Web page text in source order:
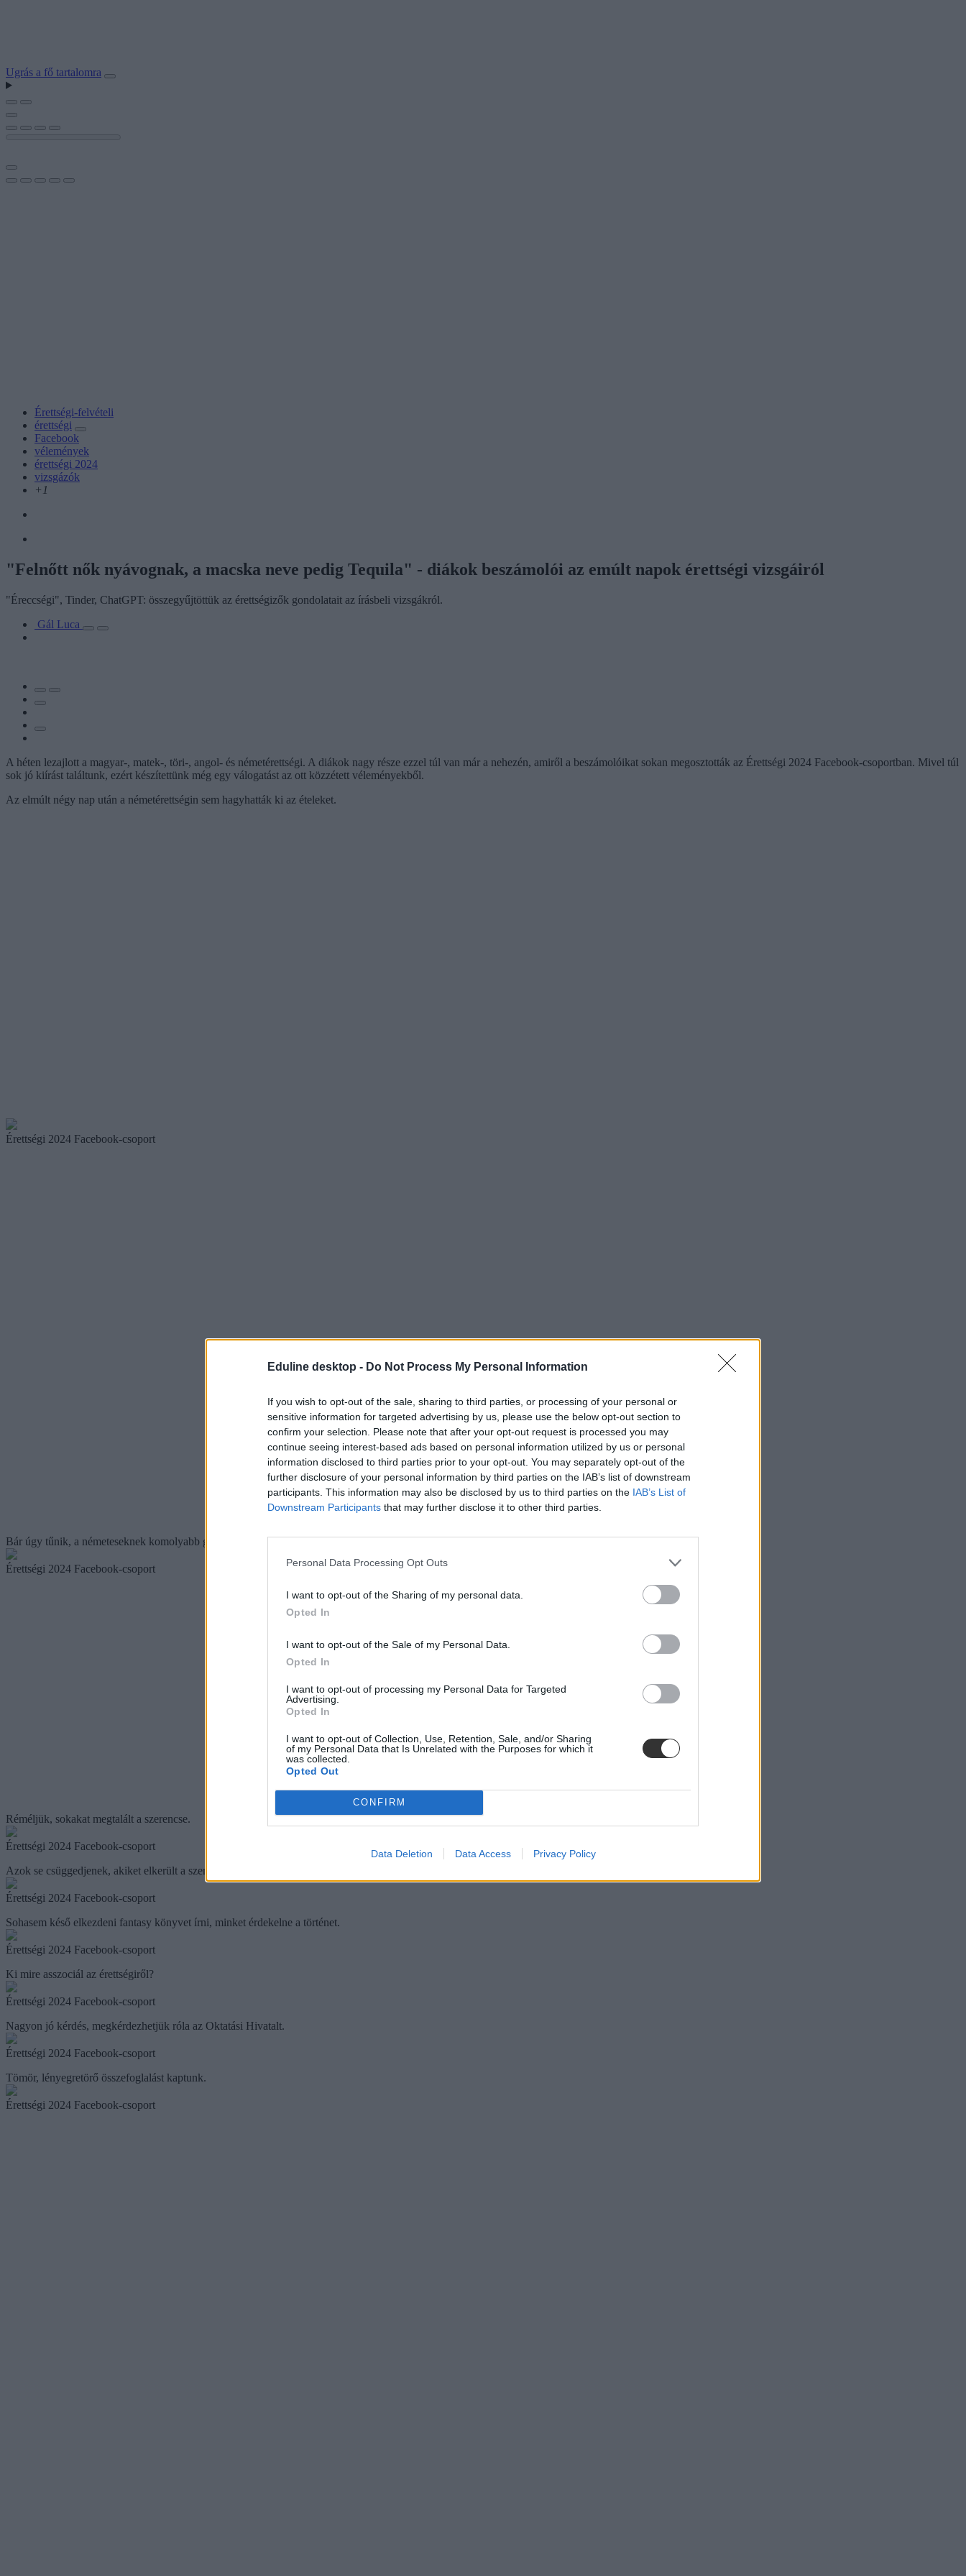
Eduline desktop - Do Not Process My Personal Information
If you wish to opt-out of the sale, sharing to third parties, or processing of your personal or
sensitive information for targeted advertising by us, please use the below opt-out section to
confirm your selection. Please note that after your opt-out request is processed you may
continue seeing interest-based ads based on personal information utilized by us or personal
information disclosed to third parties prior to your opt-out. You may separately opt-out of the
further disclosure of your personal information by third parties on the IAB’s list of downstream
participants. This information may also be disclosed by us to third parties on the IAB’s List of
Downstream Participants that may further disclose it to other third parties.
Personal Data Processing Opt Outs
I want to opt-out of the Sharing of my personal data.
Opted In
I want to opt-out of the Sale of my Personal Data.
Opted In
I want to opt-out of processing my Personal Data for Targeted
Advertising.
Opted In
I want to opt-out of Collection, Use, Retention, Sale, and/or Sharing
of my Personal Data that Is Unrelated with the Purposes for which it
was collected.
Opted Out
CONFIRM
Data Deletion Data Access Privacy Policy
Ugrás a fő tartalomra
Érettségi-felvételi
érettségi
Facebook
vélemények
érettségi 2024
vizsgázók
+1
"Felnőtt nők nyávognak, a macska neve pedig Tequila" - diákok beszámolói az emúlt napok érettségi vizsgáiról
"Éreccségi", Tinder, ChatGPT: összegyűjtöttük az érettségizők gondolatait az írásbeli vizsgákról.
Gál Luca
A héten lezajlott a magyar-, matek-, töri-, angol- és németérettségi. A diákok nagy része ezzel túl van már a nehezén, amiről a beszámolóikat sokan megosztották az Érettségi 2024 Facebook-csoportban. Mivel túl
sok jó kiírást találtunk, ezért készítettünk még egy válogatást az ott közzétett véleményekből.
Az elmúlt négy nap után a németérettségin sem hagyhatták ki az ételeket.
Érettségi 2024 Facebook-csoport
Bár úgy tűnik, a németeseknek komolyabb gasztronómiai élményben volt részük, mint az angolosoknak.
Érettségi 2024 Facebook-csoport
Réméljük, sokakat megtalált a szerencse.
Érettségi 2024 Facebook-csoport
Azok se csüggedjenek, akiket elkerült a szerencse, ugyanis pénzzel még bármi megoldható.
Érettségi 2024 Facebook-csoport
Sohasem késő elkezdeni fantasy könyvet írni, minket érdekelne a történet.
Érettségi 2024 Facebook-csoport
Ki mire asszociál az érettségiről?
Érettségi 2024 Facebook-csoport
Nagyon jó kérdés, megkérdezhetjük róla az Oktatási Hivatalt.
Érettségi 2024 Facebook-csoport
Tömör, lényegretörő összefoglalást kaptunk.
Érettségi 2024 Facebook-csoport